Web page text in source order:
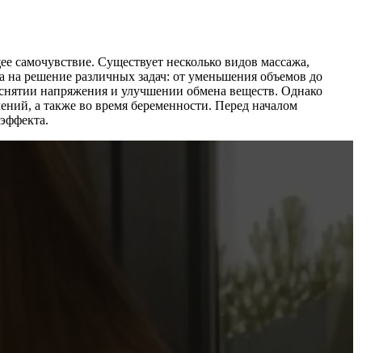
самочувствие. Существует несколько видов массажа,
решение различных задач: от уменьшения объемов до
напряжения и улучшении обмена веществ. Однако
а также во время беременности. Перед началом